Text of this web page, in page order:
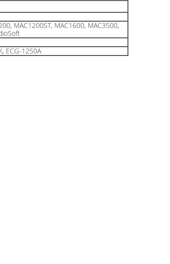
MAC1200ST, MAC1600, MAC3500,
ECG-1250A